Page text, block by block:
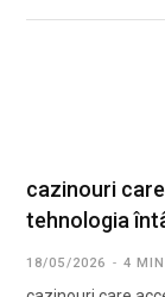
cazinouri
tehnologia
18/05/2026 4